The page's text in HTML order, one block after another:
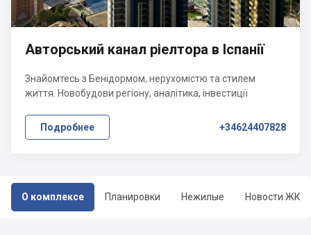
О комплексе Планировки Нежилые Новости ЖК
Авторський канал ріелтора в Іспанії
Знайомтесь з Бенідормом, нерухомістю та стилем
життя. Новобудови регіону, аналітика, інвестиції
Подробнее +34624407828